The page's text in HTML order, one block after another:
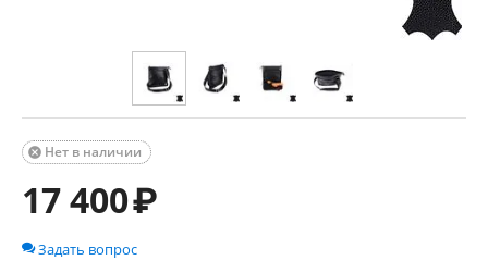
Нет в наличии

17 400₽
Задать вопрос